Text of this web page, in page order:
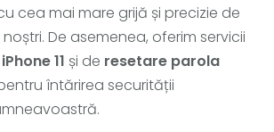
cea mai mare grijă și precizie de
De asemenea, oferim servicii
11 și de resetare parola
întărirea securității